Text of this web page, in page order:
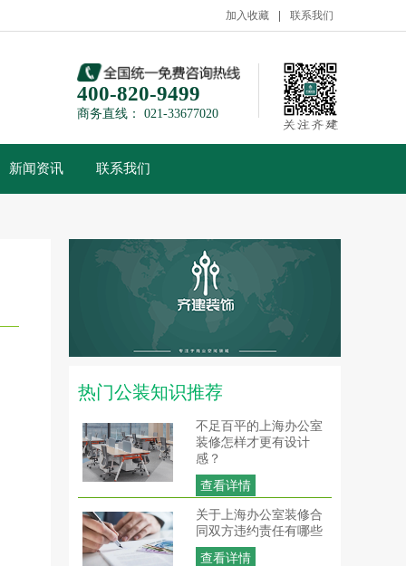
加入收藏 联系我们
400-820-9499
商务直线： 021-33677020
新闻资讯 联系我们
热门公装知识推荐
不足百平的上海办公室
装修怎样才更有设计
感？
查看详情
关于上海办公室装修合
同双方违约责任有哪些
查看详情